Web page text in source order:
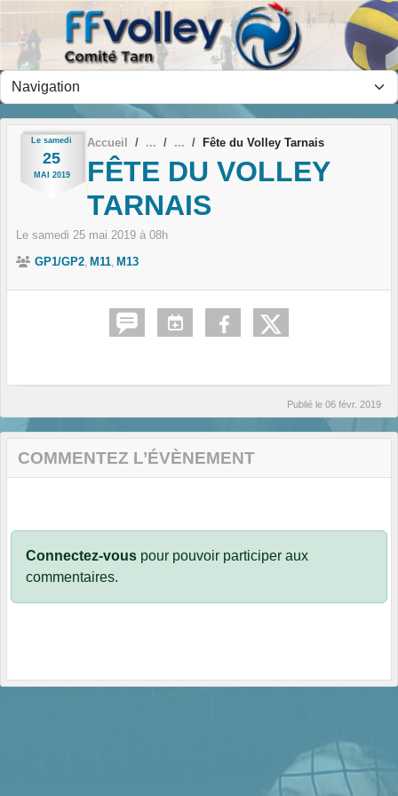
Le samedi
25
MAI 2019
Accueil Fête du Volley Tarnais
FÊTE DU VOLLEY
TARNAIS
Le samedi 25 mai 2019 à 08h
GP1/GP2 M11 M13
Publié le 06 févr. 2019
COMMENTEZ L’ÉVÈNEMENT
Connectez-vous pour pouvoir participer aux
commentaires.
Panneau de gestion des cookies